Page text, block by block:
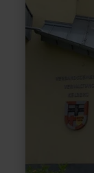
over:
Touristinfo
Kelberg